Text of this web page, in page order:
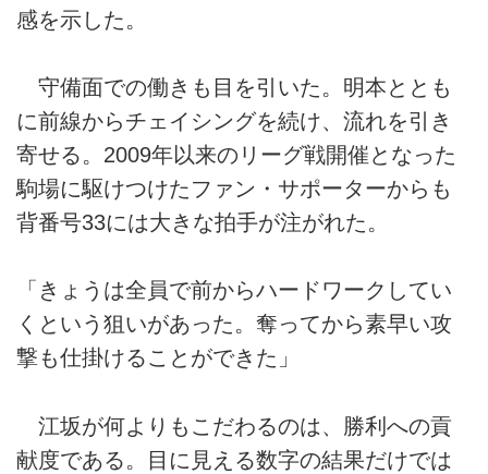
感を示した。
守備面での働きも目を引いた。明本ととも
に前線からチェイシングを続け、流れを引き
寄せる。2009年以来のリーグ戦開催となった
駒場に駆けつけたファン・サポーターからも
背番号33には大きな拍手が注がれた。
「きょうは全員で前からハードワークしてい
くという狙いがあった。奪ってから素早い攻
撃も仕掛けることができた」
江坂が何よりもこだわるのは、勝利への貢
献度である。目に見える数字の結果だけでは